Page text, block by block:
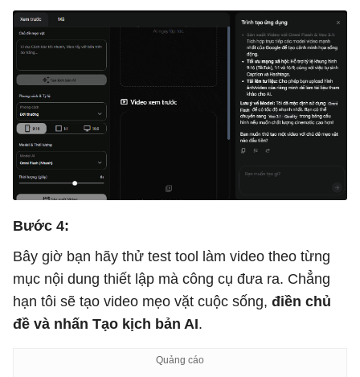
Bước 4:
Bây giờ bạn hãy thử test tool làm video theo từng
mục nội dung thiết lập mà công cụ đưa ra. Chẳng
hạn tôi sẽ tạo video mẹo vặt cuộc sống, điền chủ
đề và nhấn Tạo kịch bản AI.